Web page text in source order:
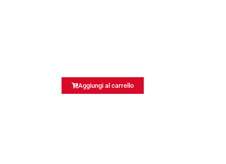
Aggiungi al carrello